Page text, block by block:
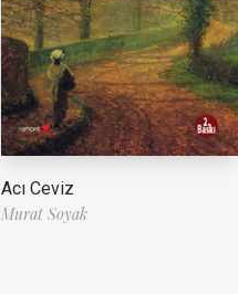
Acı Ceviz
Murat Soyak